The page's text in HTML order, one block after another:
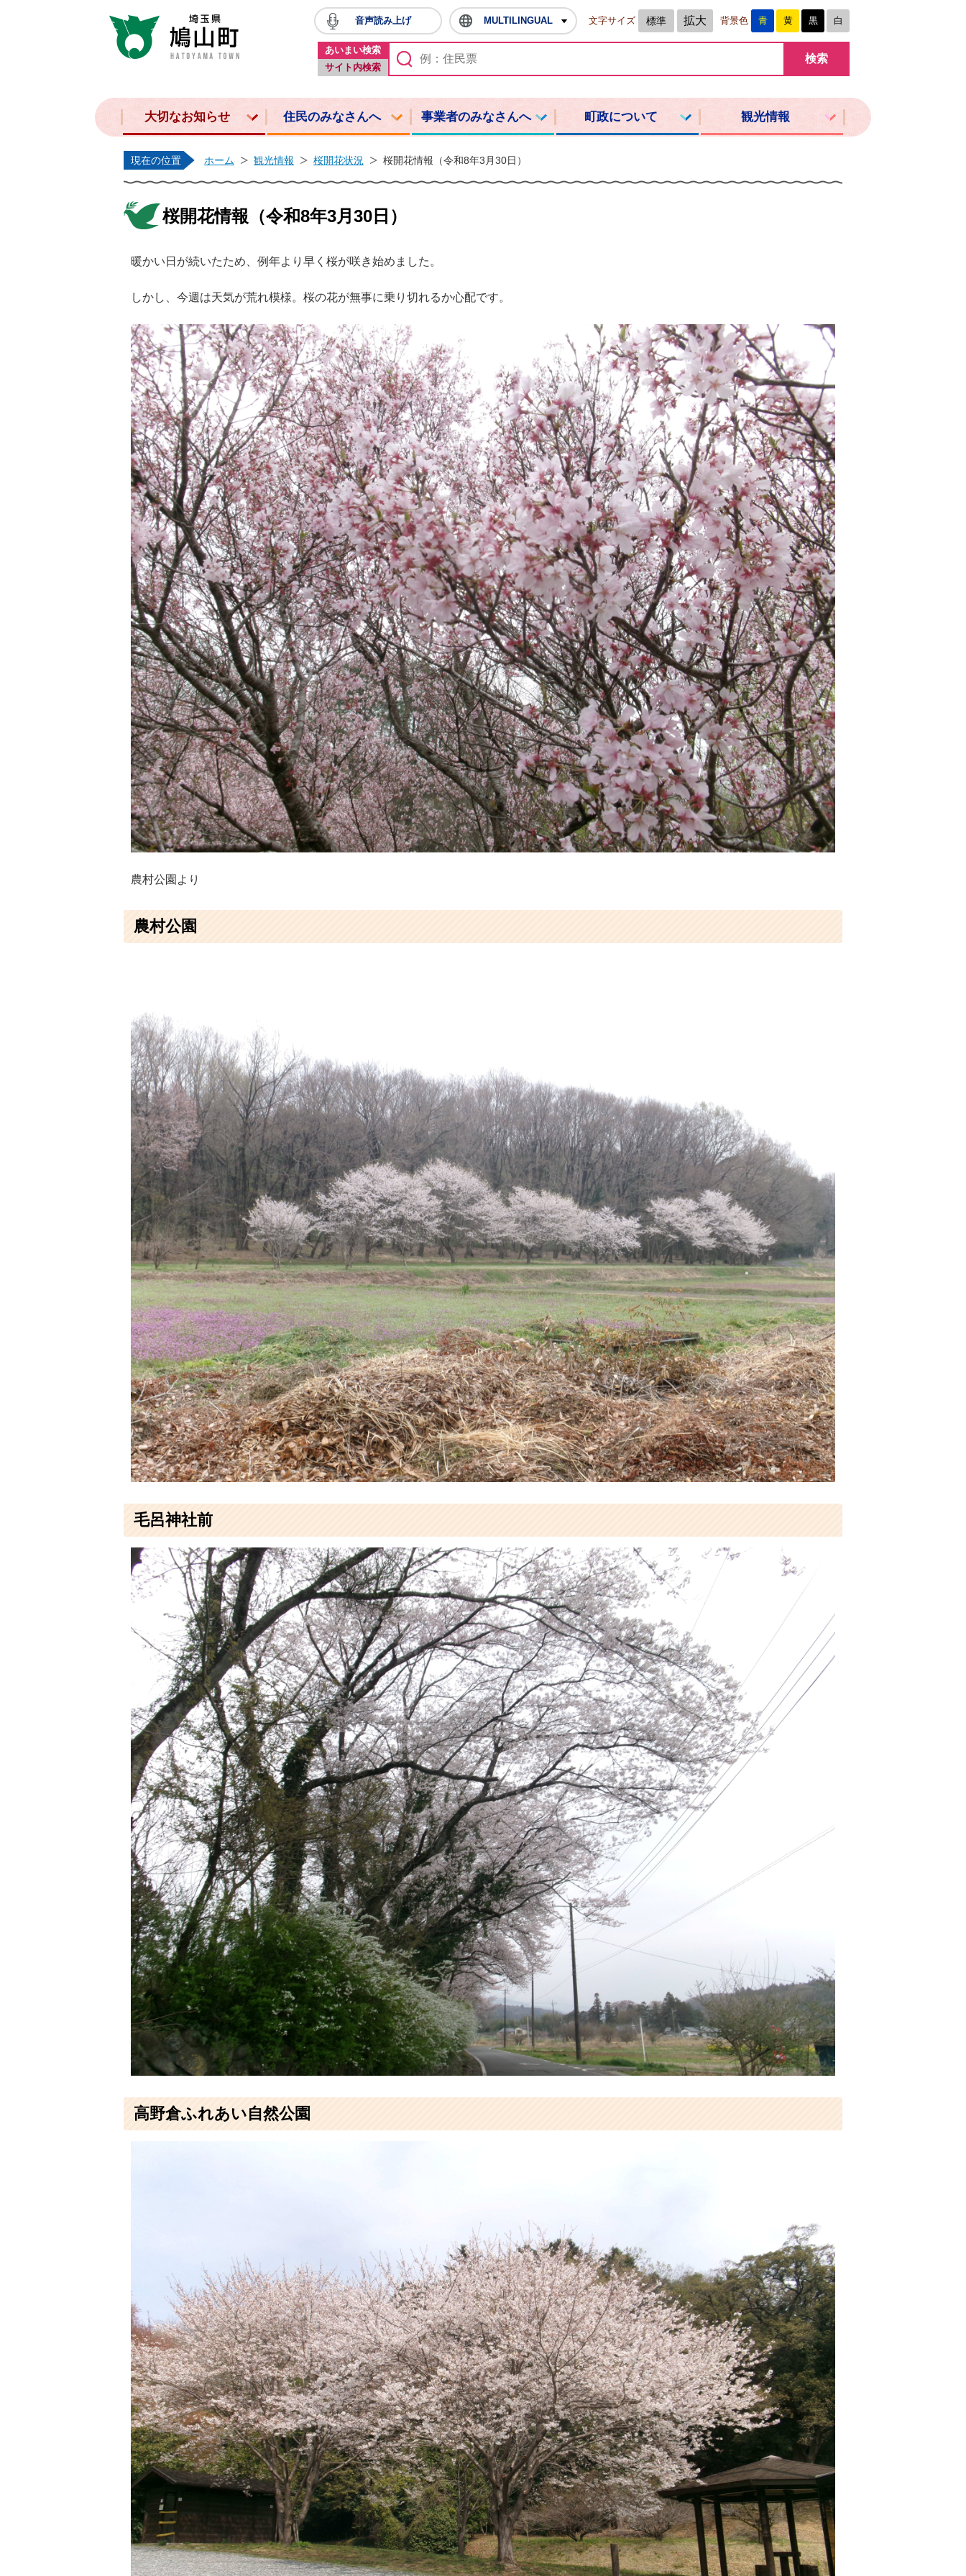
鳩山町ホームページ
音声読み上げ MULTILINGUAL 文字サイズ 標準 拡大 背景色 青 黄 黒 白
あいまい検索
サイト内検索
大切なお知らせ 住民のみなさんへ 事業者のみなさんへ 町政について 観光情報
現在の位置 ホーム 観光情報 桜開花状況 桜開花情報（令和8年3月30日）
桜開花情報（令和8年3月30日）
暖かい日が続いたため、例年より早く桜が咲き始めました。
しかし、今週は天気が荒れ模様。桜の花が無事に乗り切れるか心配です。
農村公園より
農村公園
毛呂神社前
高野倉ふれあい自然公園